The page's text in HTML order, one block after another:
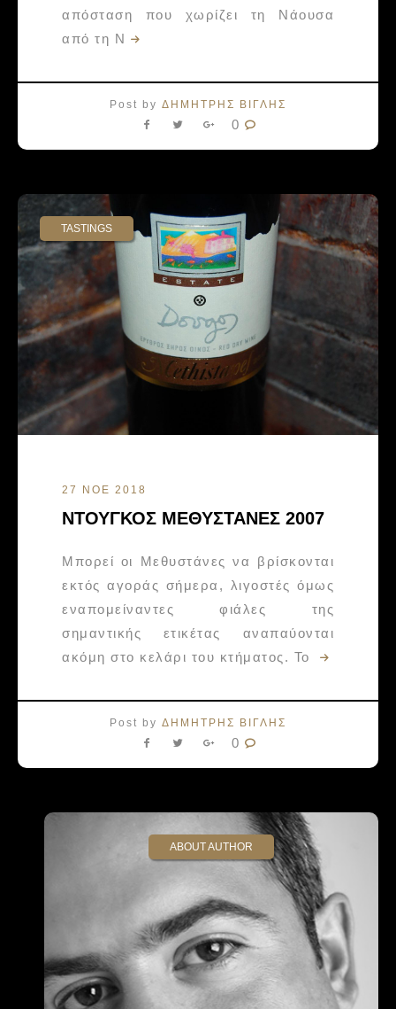
απόσταση που χωρίζει τη Νάουσα
από τη Ν
Post by ΔΗΜΗΤΡΗΣ ΒΙΓΛΗΣ
0
TASTINGS
27 ΝΟΕ 2018
ΝΤΟΥΓΚΟΣ ΜΕΘΥΣΤΑΝΕΣ 2007
Μπορεί οι Μεθυστάνες να βρίσκονται
εκτός αγοράς σήμερα, λιγοστές όμως
εναπομείναντες φιάλες της
σημαντικής ετικέτας αναπαύονται
ακόμη στο κελάρι του κτήματος. Το
Post by ΔΗΜΗΤΡΗΣ ΒΙΓΛΗΣ
0
ABOUT AUTHOR